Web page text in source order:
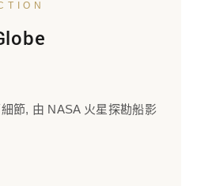
節, 由 NASA 火星探勘船影